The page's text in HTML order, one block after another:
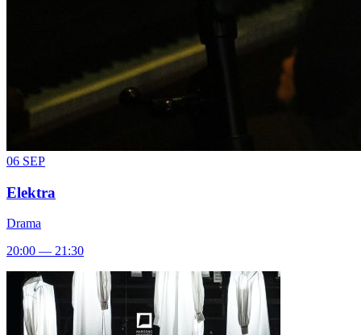
06 SEP
Elektra
Drama
20:00 — 21:30